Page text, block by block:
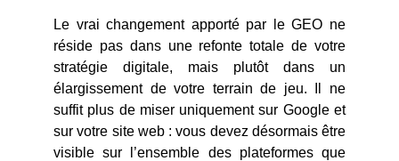
Le vrai changement apporté par le GEO ne
réside pas dans une refonte totale de votre
stratégie digitale, mais plutôt dans un
élargissement de votre terrain de jeu. Il ne
suffit plus de miser uniquement sur Google et
sur votre site web : vous devez désormais être
visible sur l’ensemble des plateformes que